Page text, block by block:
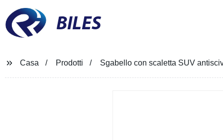
BILES
Casa Prodotti Sgabello con scaletta SUV